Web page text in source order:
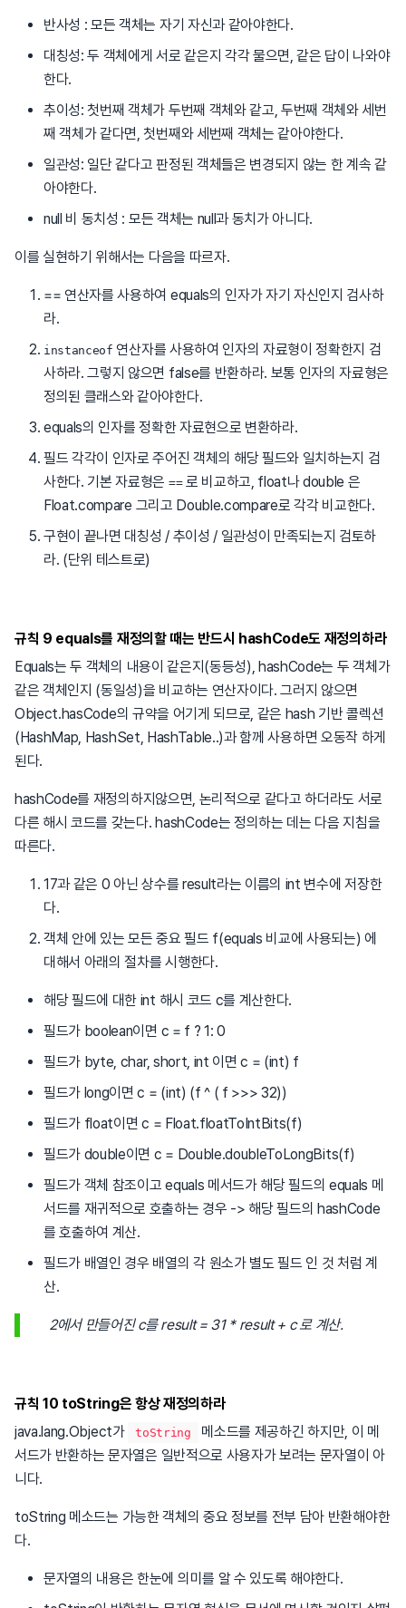
반사성 : 모든 객체는 자기 자신과 같아야한다.
대칭성: 두 객체에게 서로 같은지 각각 물으면, 같은 답이 나와야
한다.
추이성: 첫번째 객체가 두번째 객체와 같고, 두번째 객체와 세번
째 객체가 같다면, 첫번째와 세번째 객체는 같아야한다.
일관성: 일단 같다고 판정된 객체들은 변경되지 않는 한 계속 같
아야한다.
null 비 동치성 : 모든 객체는 null과 동치가 아니다.
이를 실현하기 위해서는 다음을 따르자.
== 연산자를 사용하여 equals의 인자가 자기 자신인지 검사하
라.
instanceof 연산자를 사용하여 인자의 자료형이 정확한지 검
사하라. 그렇지 않으면 false를 반환하라. 보통 인자의 자료형은
정의된 클래스와 같아야한다.
equals의 인자를 정확한 자료현으로 변환하라.
필드 각각이 인자로 주어진 객체의 해당 필드와 일치하는지 검
사한다. 기본 자료형은 ==로 비교하고, float나 double 은
Float.compare 그리고 Double.compare로 각각 비교한다.
구현이 끝나면 대칭성 / 추이성 / 일관성이 만족되는지 검토하
라. (단위 테스트로)
규칙 9 equals를 재정의할 때는 반드시 hashCode도 재정의하라
Equals는 두 객체의 내용이 같은지(동등성), hashCode는 두 객체가
같은 객체인지 (동일성)을 비교하는 연산자이다. 그러지 않으면
Object.hasCode의 규약을 어기게 되므로, 같은 hash 기반 콜렉션
(HashMap, HashSet, HashTable..)과 함께 사용하면 오동작 하게
된다.
hashCode를 재정의하지않으면, 논리적으로 같다고 하더라도 서로
다른 해시 코드를 갖는다. hashCode는 정의하는 데는 다음 지침을
따른다.
17과 같은 0 아닌 상수를 result라는 이름의 int 변수에 저장한
다.
객체 안에 있는 모든 중요 필드 f(equals 비교에 사용되는) 에
대해서 아래의 절차를 시행한다.
해당 필드에 대한 int 해시 코드 c를 계산한다.
필드가 boolean이면 c = f ? 1: 0
필드가 byte, char, short, int 이면 c = (int) f
필드가 long이면 c = (int) (f ^ ( f >>> 32))
필드가 float이면 c = Float.floatToIntBits(f)
필드가 double이면 c = Double.doubleToLongBits(f)
필드가 객체 참조이고 equals 메서드가 해당 필드의 equals 메
서드를 재귀적으로 호출하는 경우 -> 해당 필드의 hashCode
를 호출하여 계산.
필드가 배열인 경우 배열의 각 원소가 별도 필드 인 것 처럼 계
산.
2에서 만들어진 c를 result = 31 * result + c 로 계산.
규칙 10 toString은 항상 재정의하라
java.lang.Object가
toString
메소드를 제공하긴 하지만, 이 메
서드가 반환하는 문자열은 일반적으로 사용자가 보려는 문자열이 아
니다.
toString 메소드는 가능한 객체의 중요 정보를 전부 담아 반환해야한
다.
문자열의 내용은 한눈에 의미를 알 수 있도록 해야한다.